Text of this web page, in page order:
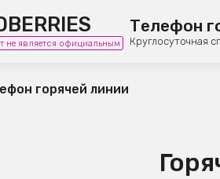
не является официальным
Телефон
Круглосуточная
горячей линии